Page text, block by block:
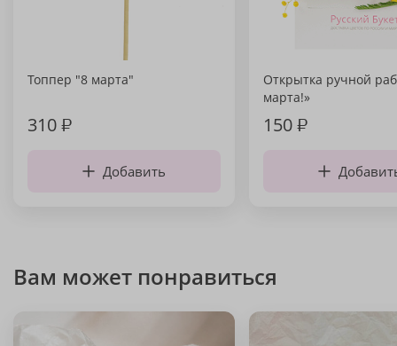
Топпер "8 марта"
310₽
Добавить
Открытка ручной
марта!»
150₽
Вам может понравиться